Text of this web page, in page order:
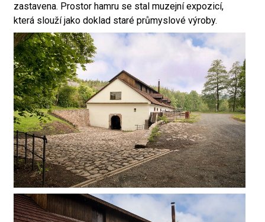
zastavena. Prostor hamru se stal muzejní expozicí,
která slouží jako doklad staré průmyslové výroby.